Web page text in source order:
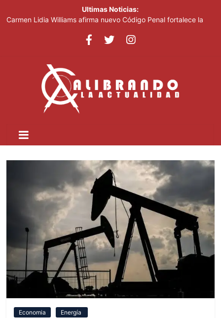
Ultimas Noticias:
Carmen Lidia Williams afirma nuevo Código Penal fortalece la
El Festival Internacional del Sombrero regresa a Ocoa con una
violencia contra niñas, niños y mujeres
Kamilolf indetenible con tema “No lo beses”
Presidente Abinader abrirá XVI congreso internacional de
dirección de proyectos de PMI República Dominicana
Economia Energía